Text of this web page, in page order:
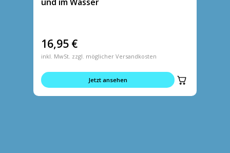
16,95 €
inkl. MwSt. zzgl. möglicher Versandkosten
Jetzt ansehen